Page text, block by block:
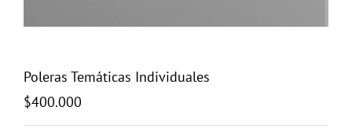
Poleras Temáticas Individuales
$400.000